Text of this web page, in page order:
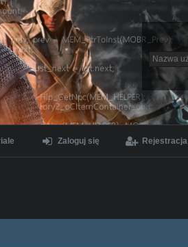
Zaloguj się Rejestracja